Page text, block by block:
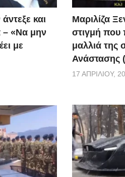
των δυνάμεων
Μπούρτζι, βρέθηκε σώα μια
νερά. Από τα
για μια ακόμα φορά
προσεκτικοί, να
αρχών.
και
– «Να μην
με
Μαριλίζα
στιγμή που
μαλλιά της
Ανάστασης
17 ΑΠΡΙΛΊΟΥ,